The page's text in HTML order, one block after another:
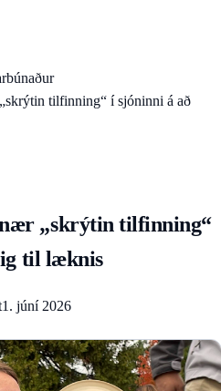
tilfinning“ í sjóninni á að
„skrýtin tilfinning“
til læknis
1. júní 2026